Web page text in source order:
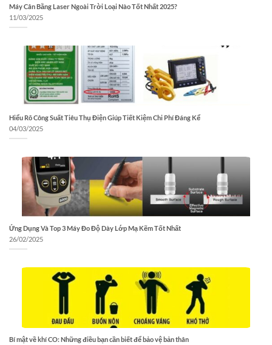
Máy Cân Bằng Laser Ngoài Trời Loại Nào Tốt Nhất 2025?
11/03/2025
Hiểu Rõ Công Suất Tiêu Thụ Điện Giúp Tiết Kiệm Chi Phí Đáng Kể
04/03/2025
Ứng Dụng Và Top 3 Máy Đo Độ Dày Lớp Mạ Kẽm Tốt Nhất
26/02/2025
Bí mật về khí CO: Những điều bạn cần biết để bảo vệ bản thân